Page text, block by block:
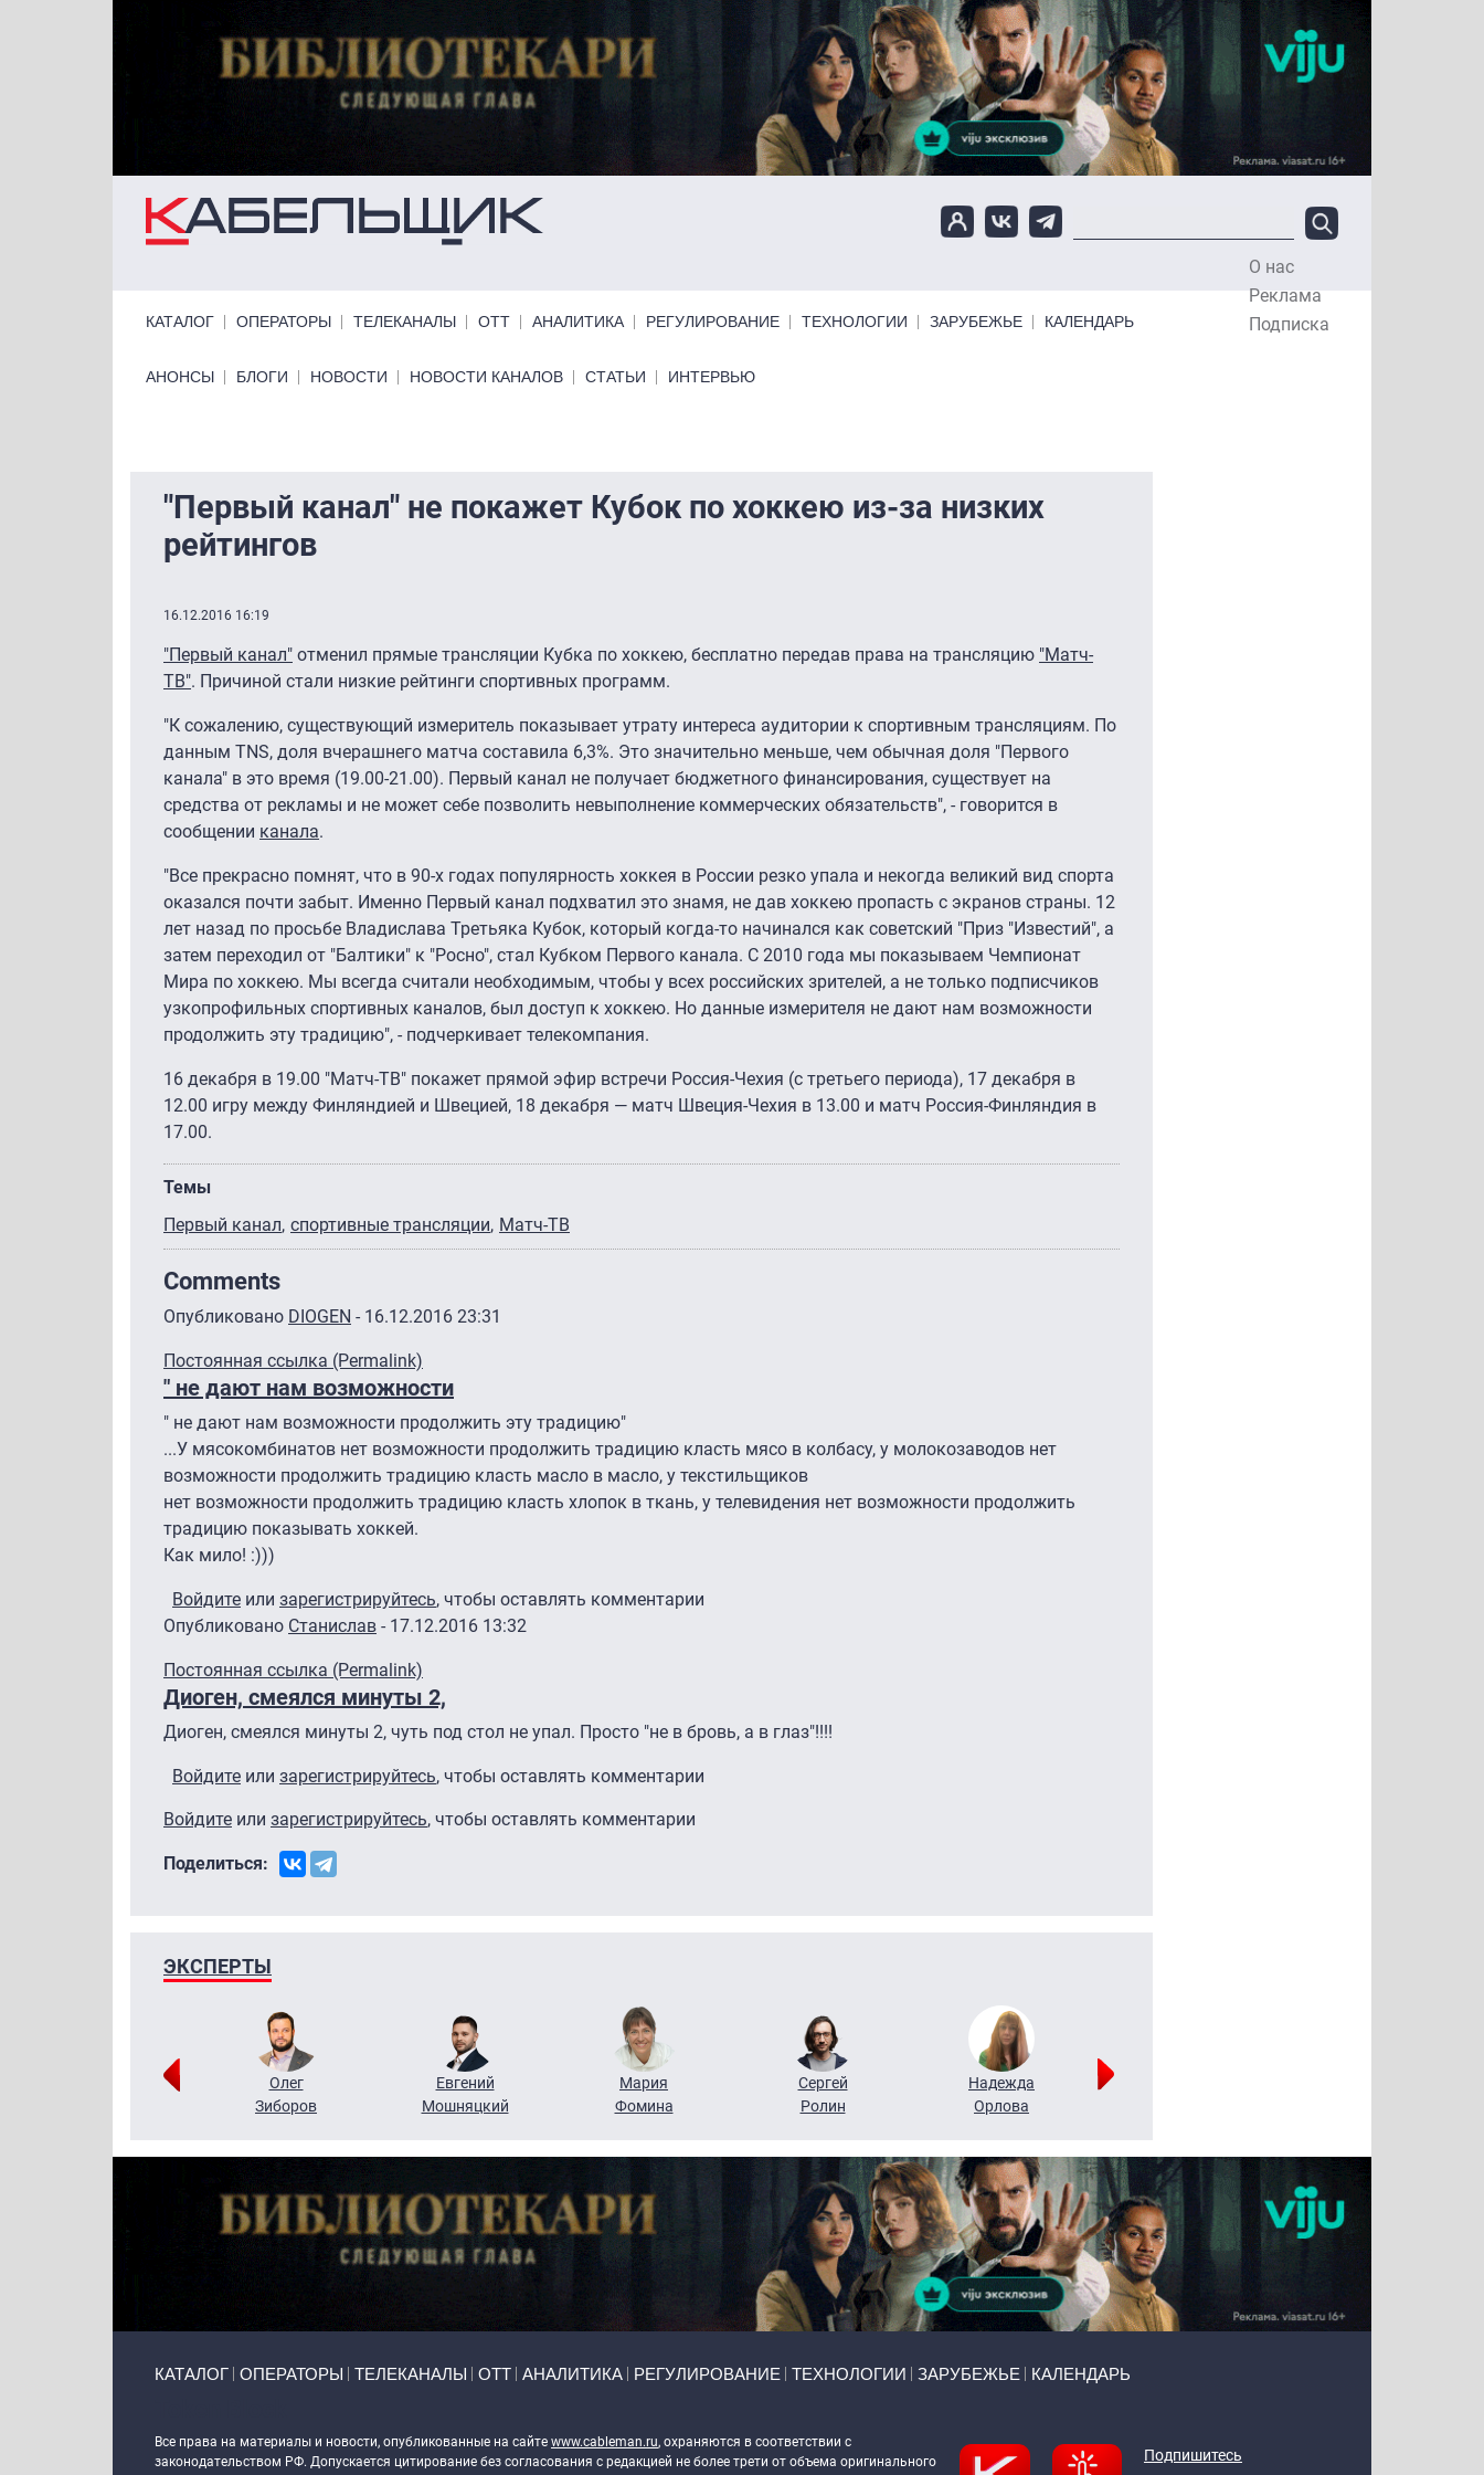
О нас
Реклама
Подписка
КАТАЛОГ ОПЕРАТОРЫ ТЕЛЕКАНАЛЫ ОТТ АНАЛИТИКА РЕГУЛИРОВАНИЕ ТЕХНОЛОГИИ ЗАРУБЕЖЬЕ КАЛЕНДАРЬ
Primary links bottom
АНОНСЫ БЛОГИ НОВОСТИ НОВОСТИ КАНАЛОВ СТАТЬИ ИНТЕРВЬЮ
"Первый канал" не покажет Кубок по хоккею из-за низких
рейтингов
16.12.2016 16:19
"Первый канал" отменил прямые трансляции Кубка по хоккею, бесплатно передав права на трансляцию "Матч-
ТВ". Причиной стали низкие рейтинги спортивных программ.
"К сожалению, существующий измеритель показывает утрату интереса аудитории к спортивным трансляциям. По
данным TNS, доля вчерашнего матча составила 6,3%. Это значительно меньше, чем обычная доля "Первого
канала" в это время (19.00-21.00). Первый канал не получает бюджетного финансирования, существует на
средства от рекламы и не может себе позволить невыполнение коммерческих обязательств", - говорится в
сообщении канала.
"Все прекрасно помнят, что в 90-х годах популярность хоккея в России резко упала и некогда великий вид спорта
оказался почти забыт. Именно Первый канал подхватил это знамя, не дав хоккею пропасть с экранов страны. 12
лет назад по просьбе Владислава Третьяка Кубок, который когда-то начинался как советский "Приз "Известий", а
затем переходил от "Балтики" к "Росно", стал Кубком Первого канала. С 2010 года мы показываем Чемпионат
Мира по хоккею. Мы всегда считали необходимым, чтобы у всех российских зрителей, а не только подписчиков
узкопрофильных спортивных каналов, был доступ к хоккею. Но данные измерителя не дают нам возможности
продолжить эту традицию", - подчеркивает телекомпания.
16 декабря в 19.00 "Матч-ТВ" покажет прямой эфир встречи Россия-Чехия (с третьего периода), 17 декабря в
12.00 игру между Финляндией и Швецией, 18 декабря — матч Швеция-Чехия в 13.00 и матч Россия-Финляндия в
17.00.
Темы
Первый канал спортивные трансляции Матч-ТВ
Comments
Опубликовано DIOGEN - 16.12.2016 23:31
Постоянная ссылка (Permalink)
" не дают нам возможности
" не дают нам возможности продолжить эту традицию"
...У мясокомбинатов нет возможности продолжить традицию класть мясо в колбасу, у молокозаводов нет
возможности продолжить традицию класть масло в масло, у текстильщиков
нет возможности продолжить традицию класть хлопок в ткань, у телевидения нет возможности продолжить
традицию показывать хоккей.
Как мило! :)))
Войдите или зарегистрируйтесь, чтобы оставлять комментарии
Опубликовано Станислав - 17.12.2016 13:32
Постоянная ссылка (Permalink)
Диоген, смеялся минуты 2,
Диоген, смеялся минуты 2, чуть под стол не упал. Просто "не в бровь, а в глаз"!!!!
Войдите или зарегистрируйтесь, чтобы оставлять комментарии
Войдите или зарегистрируйтесь, чтобы оставлять комментарии
Поделиться:
ЭКСПЕРТЫ
Олег
Зиборов
Евгений
Мошняцкий
Мария
Фомина
Сергей
Ролин
Надежда
Орлова
КАТАЛОГ ОПЕРАТОРЫ ТЕЛЕКАНАЛЫ ОТТ АНАЛИТИКА РЕГУЛИРОВАНИЕ ТЕХНОЛОГИИ ЗАРУБЕЖЬЕ КАЛЕНДАРЬ
Все права на материалы и новости, опубликованные на сайте www.cableman.ru, охраняются в соответствии с
законодательством РФ. Допускается цитирование без согласования с редакцией не более трети от объема оригинального
Подпишитесь